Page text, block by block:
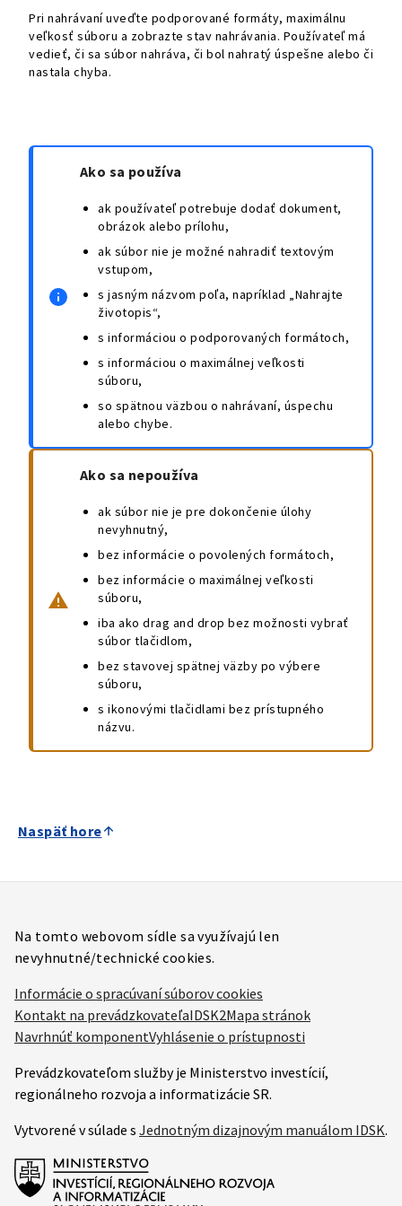
Pri nahrávaní uveďte podporované formáty, maximálnu
veľkosť súboru a zobrazte stav nahrávania. Používateľ má
vedieť, či sa súbor nahráva, či bol nahratý úspešne alebo či
nastala chyba.
Ako sa používa
ak používateľ potrebuje dodať dokument,
obrázok alebo prílohu,
ak súbor nie je možné nahradiť textovým
vstupom,
s jasným názvom poľa, napríklad „Nahrajte
životopis“,
s informáciou o podporovaných formátoch,
s informáciou o maximálnej veľkosti
súboru,
so spätnou väzbou o nahrávaní, úspechu
alebo chybe.
Ako sa nepoužíva
ak súbor nie je pre dokončenie úlohy
nevyhnutný,
bez informácie o povolených formátoch,
bez informácie o maximálnej veľkosti
súboru,
iba ako drag and drop bez možnosti vybrať
súbor tlačidlom,
bez stavovej spätnej väzby po výbere
súboru,
s ikonovými tlačidlami bez prístupného
názvu.
Naspäť hore
Na tomto webovom sídle sa využívajú len
nevyhnutné/technické cookies.
Informácie o spracúvaní súborov cookies
Kontakt na prevádzkovateľaIDSK2Mapa stránok
Navrhnúť komponentVyhlásenie o prístupnosti
Prevádzkovateľom služby je Ministerstvo investícií,
regionálneho rozvoja a informatizácie SR.
Vytvorené v súlade s Jednotným dizajnovým manuálom IDSK.